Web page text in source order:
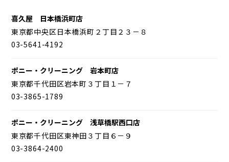
喜久屋 日本橋浜町店
東京都中央区日本橋浜町２丁目２３－８
03-5641-4192
ポニー・クリーニング 岩本町店
東京都千代田区岩本町３丁目１－７
03-3865-1789
ポニー・クリーニング 浅草橋駅西口店
東京都千代田区東神田３丁目６－９
03-3864-2400